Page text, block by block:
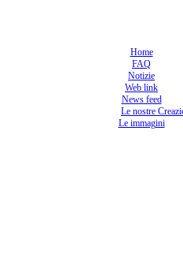
Home
FAQ
Notizie
Web link
News feed
Le nostre
Le immagini